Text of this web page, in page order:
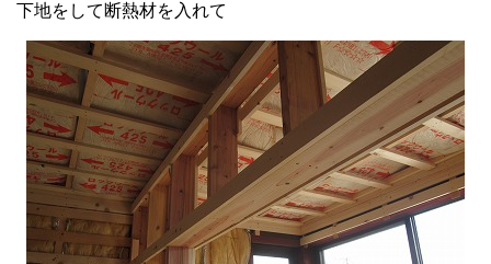
下地をして断熱材を入れて